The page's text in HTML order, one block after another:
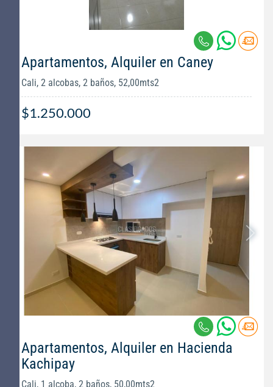
Apartamentos, Alquiler en Caney
Cali, 2 alcobas, 2 baños, 52,00mts2
$1.250.000
Apartamentos, Alquiler en Hacienda
Kachipay
Cali, 1 alcoba, 2 baños, 50,00mts2